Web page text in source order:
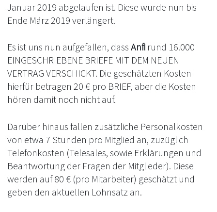
Januar 2019 abgelaufen ist. Diese wurde nun bis
Ende März 2019 verlängert.
Es ist uns nun aufgefallen, dass Anfi rund 16.000
EINGESCHRIEBENE BRIEFE MIT DEM NEUEN
VERTRAG VERSCHICKT. Die geschätzten Kosten
hierfür betragen 20 € pro BRIEF, aber die Kosten
hören damit noch nicht auf.
Darüber hinaus fallen zusätzliche Personalkosten
von etwa 7 Stunden pro Mitglied an, zuzüglich
Telefonkosten (Telesales, sowie Erklärungen und
Beantwortung der Fragen der Mitglieder). Diese
werden auf 80 € (pro Mitarbeiter) geschätzt und
geben den aktuellen Lohnsatz an.